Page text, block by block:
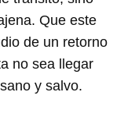
Que este
de un retorno
no sea llegar
y salvo.